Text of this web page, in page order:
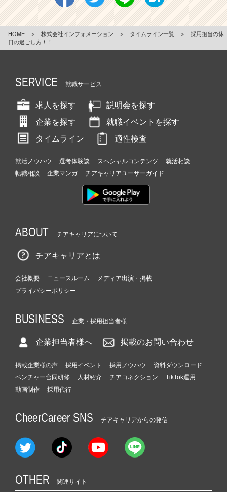
HOME ＞ 株式会社インフォメーション ＞ タイムライン一覧 ＞
採用担当の休
日の過ごし方！！
SERVICE 就職サービス
求人を探す
説明会を探す
企業を探す
就職イベントを探す
タイムライン
適性検査
就活ノウハウ 選考体験談 スペシャルコンテンツ
就活相談
転職相談
企業マンガ チアキャリアユーザーガイド
ABOUT チアキャリアについて
チアキャリアとは
会社概要 ニュースルーム
メディア出演・掲載
プライバシーポリシー
BUSINESS 企業・採用担当者様
企業担当者様へ 掲載のお問い合わせ
掲載企業様の声 採用イベント 採用ノウハウ
資料ダウンロード
ベンチャー合同研修
人材紹介 チアコネクション
TikTok運用
動画制作
採用代行
CheerCareer SNS チアキャリアからの発信
OTHER 関連サイト